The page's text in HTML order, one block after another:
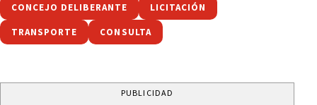
CONCEJO DELIBERANTE LICITACIÓN
TRANSPORTE CONSULTA
PUBLICIDAD